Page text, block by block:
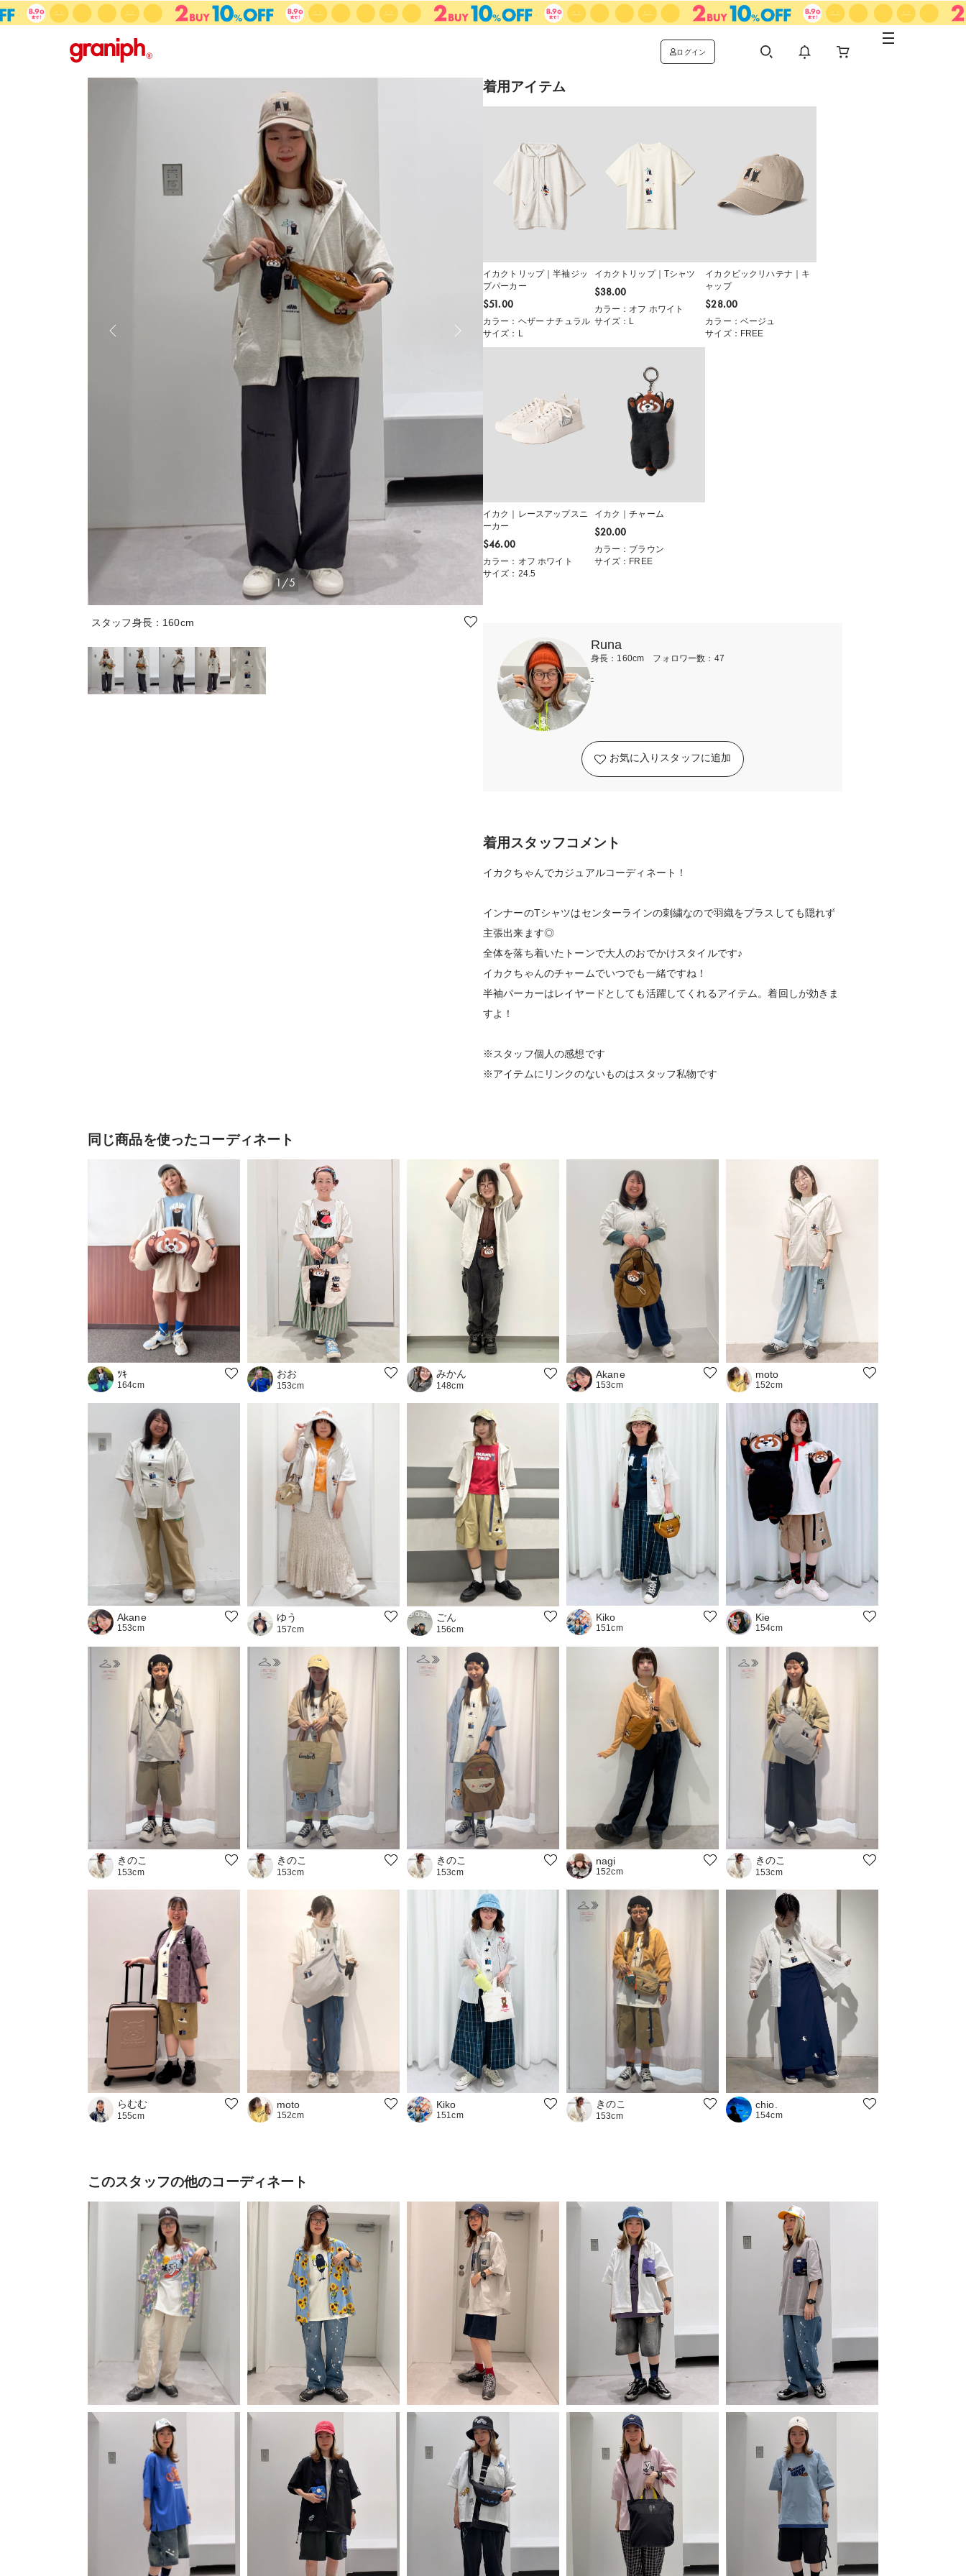
ログイン
1/5
スタッフ身長：160cm
着用アイテム
イカクトリップ｜半袖ジッ
プパーカー
$‌51.00
カラー：ヘザー ナチュラル
サイズ：L
イカクトリップ｜Tシャツ
$‌38.00
カラー：オフ ホワイト
サイズ：L
イカクビックリハテナ｜キ
ャップ
$‌28.00
カラー：ベージュ
サイズ：FREE
イカク｜レースアップスニ
ーカー
$‌46.00
カラー：オフ ホワイト
サイズ：24.5
イカク｜チャーム
$‌20.00
カラー：ブラウン
サイズ：FREE
Runa
身長：160cm フォロワー数：47
-
お気に入りスタッフに追加
着用スタッフコメント
イカクちゃんでカジュアルコーディネート！
インナーのTシャツはセンターラインの刺繍なので羽織をプラスしても隠れず
主張出来ます◎
全体を落ち着いたトーンで大人のおでかけスタイルです♪
イカクちゃんのチャームでいつでも一緒ですね！
半袖パーカーはレイヤードとしても活躍してくれるアイテム。着回しが効きま
すよ！
※スタッフ個人の感想です
※アイテムにリンクのないものはスタッフ私物です
同じ商品を使ったコーディネート
ﾂｷ
164cm
おお
153cm
みかん
148cm
Akane
153cm
moto
152cm
Akane
153cm
ゆう
157cm
ごん
156cm
Kiko
151cm
Kie
154cm
きのこ
153cm
きのこ
153cm
きのこ
153cm
nagi
152cm
きのこ
153cm
らむむ
155cm
moto
152cm
Kiko
151cm
きのこ
153cm
chio.
154cm
このスタッフの他のコーディネート